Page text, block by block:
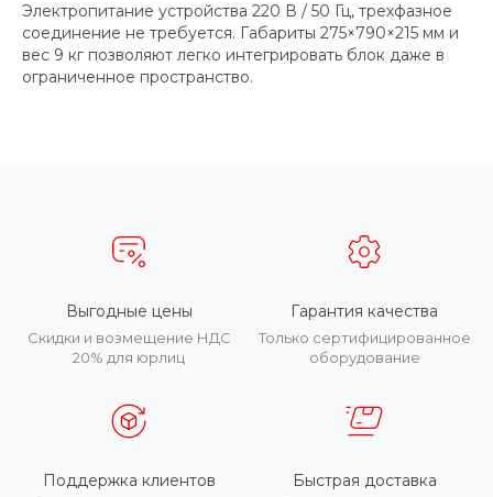
Электропитание устройства 220 В / 50 Гц, трехфазное
соединение не требуется. Габариты 275×790×215 мм и
вес 9 кг позволяют легко интегрировать блок даже в
ограниченное пространство.
Выгодные цены
Скидки и возмещение НДС
20% для юрлиц
Гарантия качества
Только сертифицированное
оборудование
Поддержка клиентов Быстрая доставка